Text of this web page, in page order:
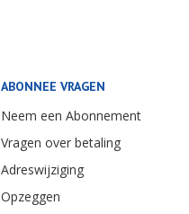
ABONNEE VRAGEN
Neem een Abonnement
Vragen over betaling
Adreswijziging
Opzeggen